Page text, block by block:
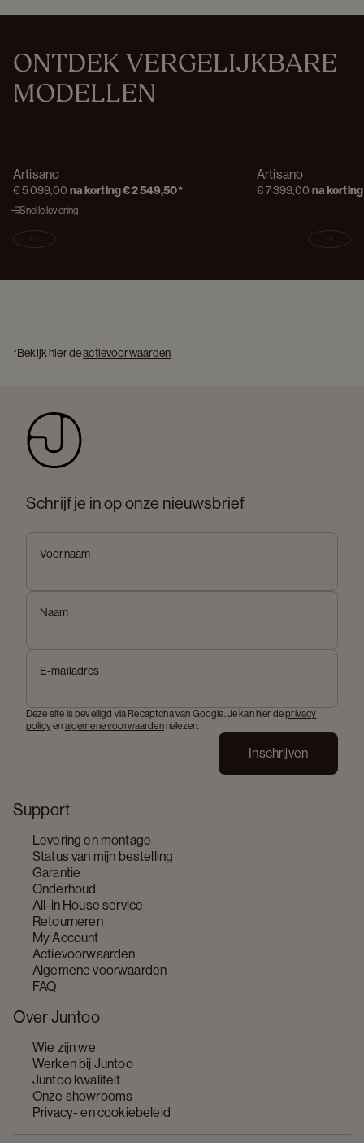
ONTDEK VERGELIJKBARE
MODELLEN
Artisano
€ 5 099,00 na korting€ 2 549,50*
Snelle levering
Artisano
€ 7 399,00 na korting
Previous slide Next
*Bekijk hier de actievoorwaarden
Support
Levering en montage
Status van mijn bestelling
Garantie
Onderhoud
All-in House service
Retourneren
My Account
Actievoorwaarden
Algemene voorwaarden
FAQ
Over Juntoo
Wie zijn we
Werken bij Juntoo
Juntoo kwaliteit
Onze showrooms
Privacy- en cookiebeleid
Schrijf je in op onze nieuwsbrief
Voornaam
Naam
E-mailadres
Deze site is beveiligd via Recaptcha van Google. Je kan hier deprivacy
policyen algemene voorwaardennalezen.
Inschrijven